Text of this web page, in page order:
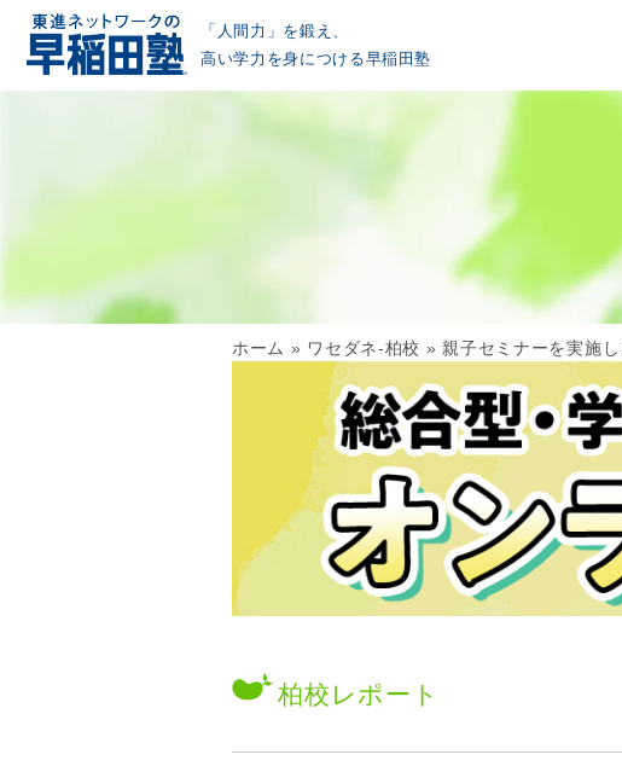
「人間力」を鍛え、
高い学力を身につける早稲田塾
ホーム » ワセダネ-柏校 » 親子セミナーを実施
柏校 レポート